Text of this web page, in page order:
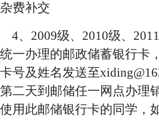
杂费补交
4、 2009级、 2010级、 2011
统一办理的邮政储蓄银行卡
卡号及姓名发送至
第二天到邮储任一网点办理
使用此邮储银行卡的同学，